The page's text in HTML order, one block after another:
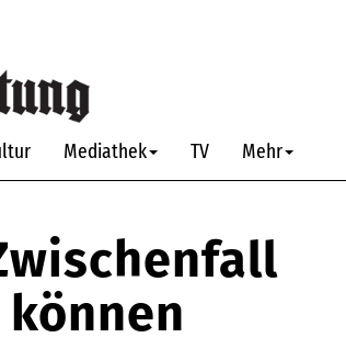
Mediathek TV Mehr